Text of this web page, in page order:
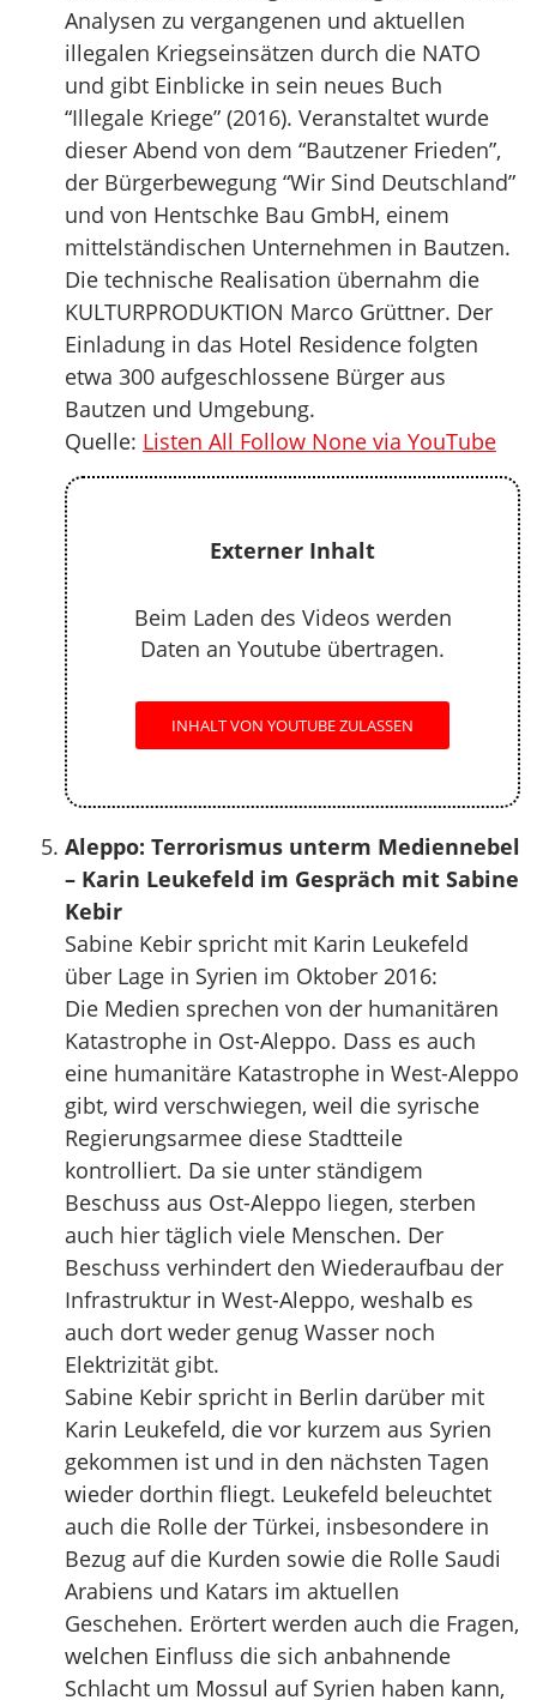
Analysen zu vergangenen und aktuellen
illegalen Kriegseinsätzen durch die NATO
und gibt Einblicke in sein neues Buch
“Illegale Kriege” (2016). Veranstaltet wurde
dieser Abend von dem “Bautzener Frieden”,
der Bürgerbewegung “Wir Sind Deutschland”
und von Hentschke Bau GmbH, einem
mittelständischen Unternehmen in Bautzen.
Die technische Realisation übernahm die
KULTURPRODUKTION Marco Grüttner. Der
Einladung in das Hotel Residence folgten
etwa 300 aufgeschlossene Bürger aus
Bautzen und Umgebung.
Quelle: Listen All Follow None via YouTube
Externer Inhalt
Beim Laden des Videos werden
Daten an Youtube übertragen.
INHALT VON YOUTUBE ZULASSEN
Aleppo: Terrorismus unterm Mediennebel
– Karin Leukefeld im Gespräch mit Sabine
Kebir
Sabine Kebir spricht mit Karin Leukefeld
über Lage in Syrien im Oktober 2016:
Die Medien sprechen von der humanitären
Katastrophe in Ost-Aleppo. Dass es auch
eine humanitäre Katastrophe in West-Aleppo
gibt, wird verschwiegen, weil die syrische
Regierungsarmee diese Stadtteile
kontrolliert. Da sie unter ständigem
Beschuss aus Ost-Aleppo liegen, sterben
auch hier täglich viele Menschen. Der
Beschuss verhindert den Wiederaufbau der
Infrastruktur in West-Aleppo, weshalb es
auch dort weder genug Wasser noch
Elektrizität gibt.
Sabine Kebir spricht in Berlin darüber mit
Karin Leukefeld, die vor kurzem aus Syrien
gekommen ist und in den nächsten Tagen
wieder dorthin fliegt. Leukefeld beleuchtet
auch die Rolle der Türkei, insbesondere in
Bezug auf die Kurden sowie die Rolle Saudi
Arabiens und Katars im aktuellen
Geschehen. Erörtert werden auch die Fragen,
welchen Einfluss die sich anbahnende
Schlacht um Mossul auf Syrien haben kann,